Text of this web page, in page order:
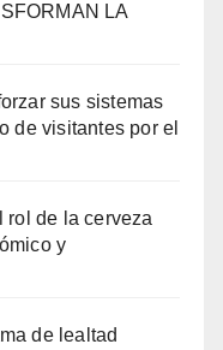
LA
sus sistemas
de visitantes por el
rol de la cerveza
y
de lealtad